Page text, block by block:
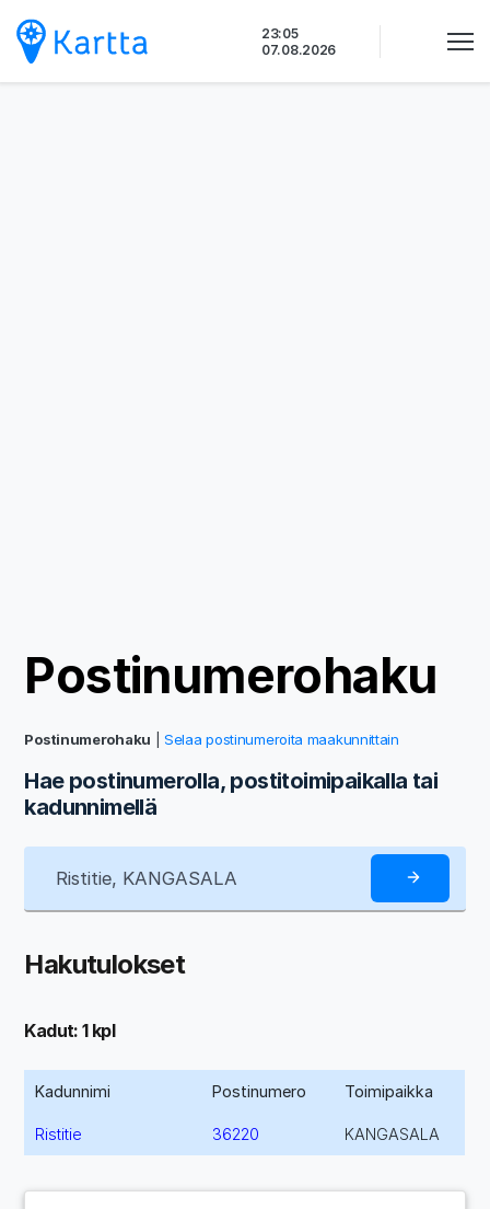
sisältöön
23:05
07.08.2026
Postinumerohaku
Postinumerohaku |Selaa postinumeroita maakunnittain
Hae postinumerolla, postitoimipaikalla tai
kadunnimellä
Hakutulokset
Kadut: 1 kpl
Kadunnimi Postinumero Toimipaikka
Ristitie 36220 KANGASALA